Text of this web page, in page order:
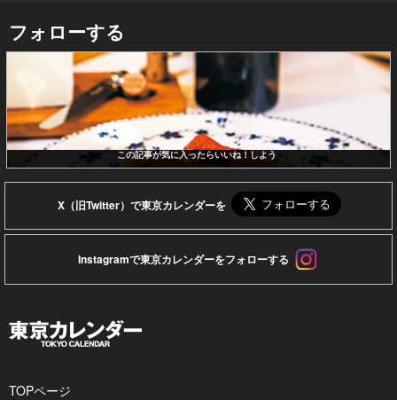
フォローする
この記事が気に入ったらいいね！しよう
X（旧Twitter）で東京カレンダーを
Instagramで東京カレンダーをフォローする
TOPページ